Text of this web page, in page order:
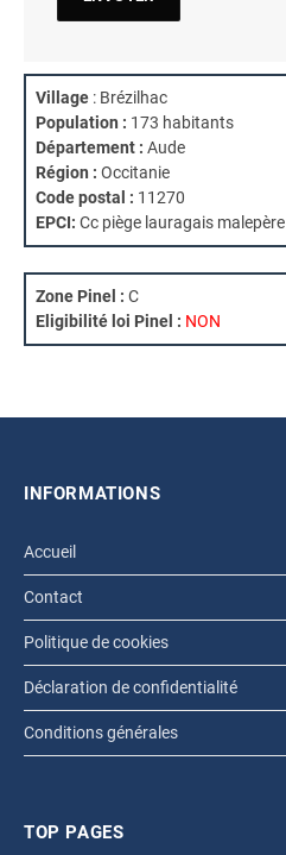
Village : Brézilhac
Population : 173 habitants
Département : Aude
Région : Occitanie
Code postal : 11270
EPCI: Cc piège lauragais malepère
Zone Pinel : C
Eligibilité loi Pinel : NON
INFORMATIONS
Accueil
Contact
Politique de cookies
Déclaration de confidentialité
Conditions générales
TOP PAGES